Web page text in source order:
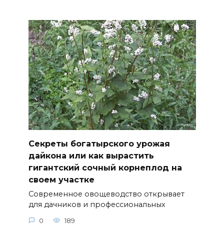
Секреты богатырского урожая
дайкона или как вырастить
гигантский сочный корнеплод на
своем участке
Современное овощеводство открывает
для дачников и профессиональных
0 189